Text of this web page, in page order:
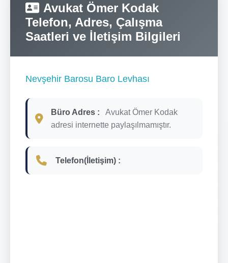
Avukat Ömer Kodak
Telefon, Adres, Çalışma
Saatleri ve İletişim Bilgileri
Nevşehir Barosu Baro Levhası
Büro Adres :
Avukat Ömer Kodak
adresi internette paylaşılmamıştır.
Telefon(İletişim) :